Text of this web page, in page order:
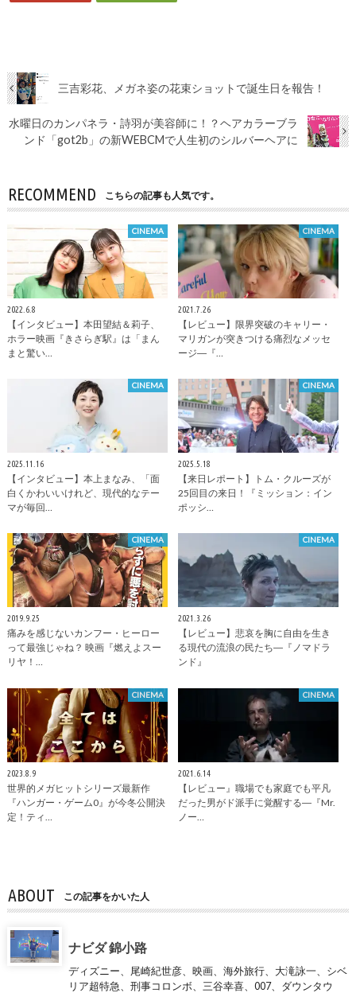
三吉彩花、メガネ姿の花束ショットで誕生日を報告！
水曜日のカンパネラ・詩羽が美容師に！？ヘアカラーブラ
ンド「got2b」の新WEBCMで人生初のシルバーヘアに
RECOMMEND こちらの記事も人気です。
CINEMA
2022.6.8
【インタビュー】本田望結＆莉子、
ホラー映画『きさらぎ駅』は「まん
まと驚い…
CINEMA
2021.7.26
【レビュー】限界突破のキャリー・
マリガンが突きつける痛烈なメッセ
ージ―『…
CINEMA
2025.11.16
【インタビュー】本上まなみ、「面
白くかわいいけれど、現代的なテー
マが毎回…
CINEMA
2025.5.18
【来日レポート】トム・クルーズが
25回目の来日！『ミッション：イン
ポッシ…
CINEMA
2019.9.25
痛みを感じないカンフー・ヒーロー
って最強じゃね？ 映画『燃えよスー
リヤ！…
CINEMA
2021.3.26
【レビュー】悲哀を胸に自由を生き
る現代の流浪の民たち―『ノマドラ
ンド』
CINEMA
2023.8.9
世界的メガヒットシリーズ最新作
『ハンガー・ゲーム0』が今冬公開決
定！ティ…
CINEMA
2021.6.14
【レビュー』職場でも家庭でも平凡
だった男がド派手に覚醒する―『Mr.
ノー…
ABOUT この記事をかいた人
ナビダ 錦小路
ディズニー、尾崎紀世彦、映画、海外旅行、大滝詠一、シベ
リア超特急、刑事コロンボ、三谷幸喜、007、ダウンタウ